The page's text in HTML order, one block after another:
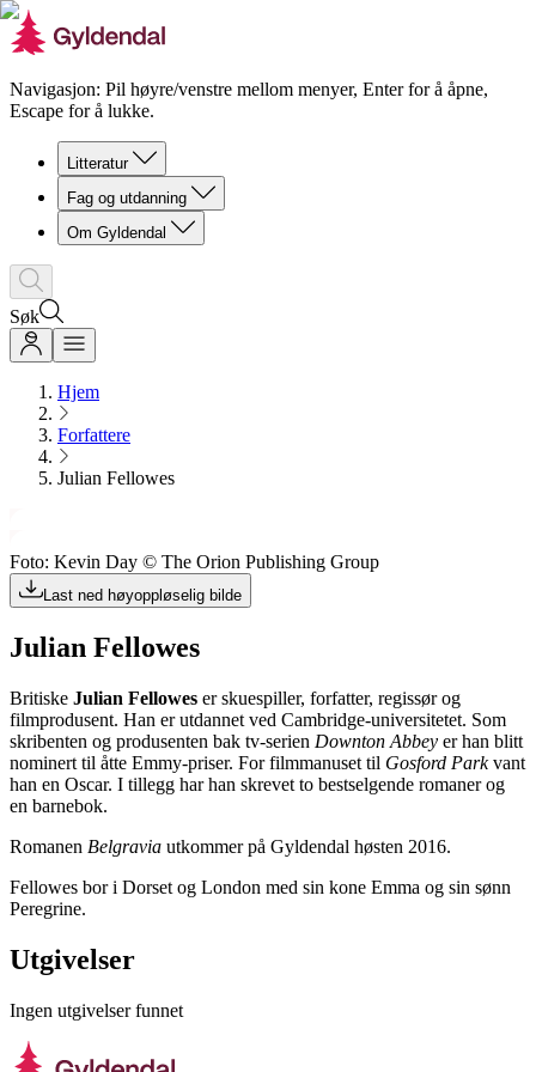
Navigasjon: Pil høyre/venstre mellom menyer, Enter for å åpne,
Escape for å lukke.
Litteratur
Fag og utdanning
Om Gyldendal
Søk
Hjem
Forfattere
Julian Fellowes
Foto: Kevin Day © The Orion Publishing Group
Last ned høyoppløselig bilde
Julian Fellowes
Britiske Julian Fellowes er skuespiller, forfatter, regissør og
filmprodusent. Han er utdannet ved Cambridge-universitetet. Som
skribenten og produsenten bak tv-serien Downton Abbey er han blitt
nominert til åtte Emmy-priser. For filmmanuset til Gosford Parkvant
han en Oscar. I tillegg har han skrevet to bestselgende romaner og
en barnebok.
Romanen Belgravia utkommer på Gyldendal høsten 2016.
Fellowes bor i Dorset og London med sin kone Emma og sin sønn
Peregrine.
Utgivelser
Ingen utgivelser funnet